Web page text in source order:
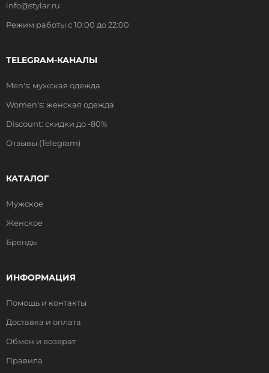
info@stylar.ru
Режим работы с 10:00 до 22:00
TELEGRAM-КАНАЛЫ
Men's: мужская одежда
Women's: женская одежда
Discount: скидки до -80%
Отзывы (Telegram)
КАТАЛОГ
Мужское
Женское
Бренды
ИНФОРМАЦИЯ
Помощь и контакты
Доставка и оплата
Обмен и возврат
Правила